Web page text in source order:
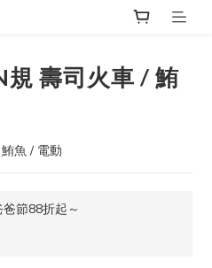
規 壽司火車 / 鮪
魚 / 電動
節88折起～